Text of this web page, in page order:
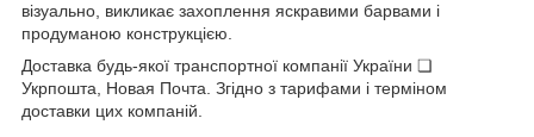
візуально, викликає захоплення яскравими барвами і
продуманою конструкцією.
Доставка будь-якої транспортної компанії України ❏
Укрпошта, Новая Почта. Згідно з тарифами і терміном
доставки цих компаній.